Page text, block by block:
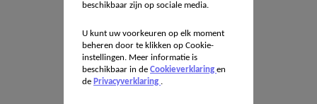
beschikbaar zijn op sociale media.
U kunt uw voorkeuren op elk moment
beheren door te klikken op Cookie-
instellingen. Meer informatie is
beschikbaar in de Cookieverklaring en
de Privacyverklaring .